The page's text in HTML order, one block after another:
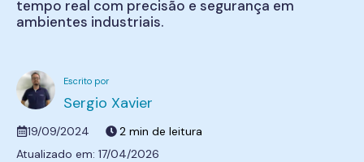
tempo real com precisão e segurança em
ambientes industriais.
Sergio Xavier
19/09/2024
17/04/2026